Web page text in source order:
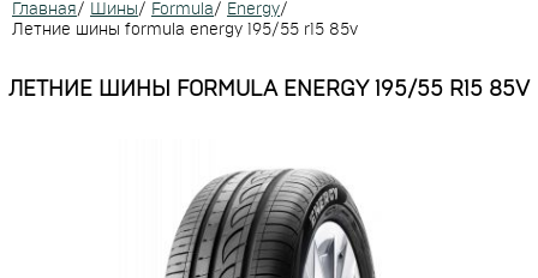
Главная/ Шины/ Formula/ Energy/
Летние шины formula energy 195/55 r15 85v
ЛЕТНИЕ ШИНЫ FORMULA ENERGY 195/55 R15 85V